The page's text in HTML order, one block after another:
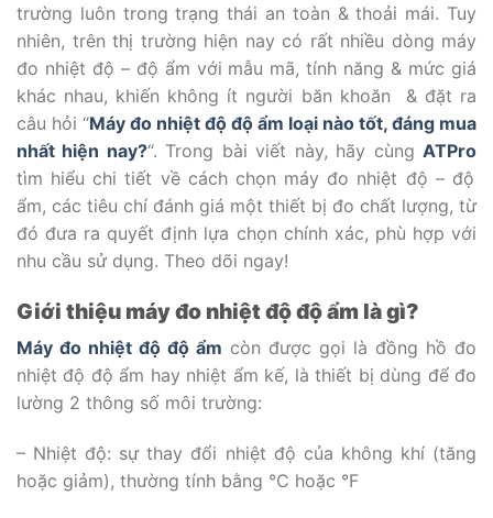
trường luôn trong trạng thái an toàn & thoải mái. Tuy
nhiên, trên thị trường hiện nay có rất nhiều dòng máy
đo nhiệt độ – độ ẩm với mẫu mã, tính năng & mức giá
khác nhau, khiến không ít người băn khoăn & đặt ra
câu hỏi “Máy đo nhiệt độ độ ẩm loại nào tốt, đáng mua
nhất hiện nay?“. Trong bài viết này, hãy cùngATPro
tìm hiểu chi tiết về cách chọn máy đo nhiệt độ – độ
ẩm, các tiêu chí đánh giá một thiết bị đo chất lượng, từ
đó đưa ra quyết định lựa chọn chính xác, phù hợp với
nhu cầu sử dụng. Theo dõi ngay!
Giới thiệu máy đo nhiệt độ độ ẩm là gì?
Máy đo nhiệt độ độ ẩm còn được gọi là đồng hồ đo
nhiệt độ độ ẩm hay nhiệt ẩm kế, là thiết bị dùng để đo
lường 2 thông số môi trường:
– Nhiệt độ: sự thay đổi nhiệt độ của không khí (tăng
hoặc giảm), thường tính bằng °C hoặc °F